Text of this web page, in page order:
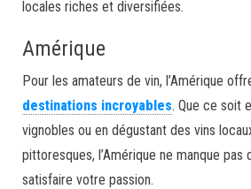
locales riches et diversifiées.
Amérique
Pour les amateurs de vin, l’Amérique
destinations incroyables. Que ce soit
vignobles ou en dégustant des vins
pittoresques, l’Amérique ne manque pas
satisfaire votre passion.